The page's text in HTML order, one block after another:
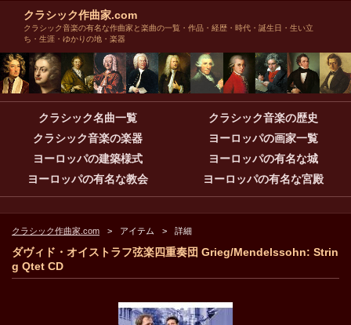
クラシック作曲家.com
クラシック音楽の有名な作曲家と楽曲の一覧・作品・経歴・時代・誕生日・生い立
ち・生涯・ゆかりの地・楽器
クラシック名曲一覧
クラシック音楽の歴史
クラシック音楽の楽器
ヨーロッパの画家一覧
ヨーロッパの建築様式
ヨーロッパの有名な城
ヨーロッパの有名な教会
ヨーロッパの有名な宮殿
クラシック作曲家.com アイテム 詳細
ダヴィド・オイストラフ弦楽四重奏団 Grieg/Mendelssohn: Strin
g Qtet CD